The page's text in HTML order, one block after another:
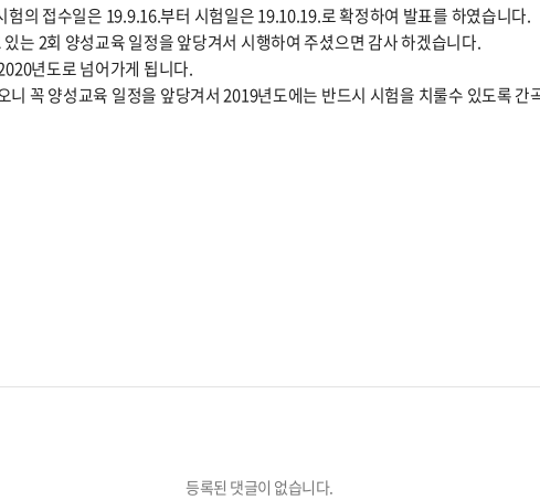
의 접수일은 19.9.16.부터 시험일은 19.10.19.로 확정하여 발표를 하였습니다.
는 2회 양성교육 일정을 앞당겨서 시행하여 주셨으면 감사 하겠습니다.
년도로 넘어가게 됩니다.
꼭 양성교육 일정을 앞당겨서 2019년도에는 반드시 시험을 치룰수 있도록 간
등록된 댓글이 없습니다.